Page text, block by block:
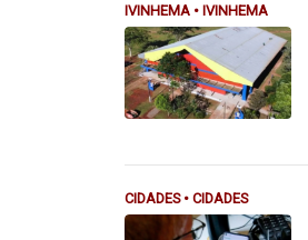
IVINHEMA • IVINHEMA
CIDADES • CIDADES